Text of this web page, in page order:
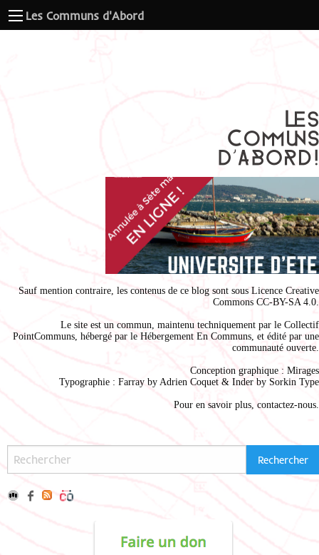
Les Communs d'Abord
Sauf mention contraire, les contenus de ce blog sont sous Licence Creative
Commons CC-BY-SA 4.0.
Le site est un commun, maintenu techniquement par le Collectif
PointCommuns, hébergé par le Hébergement En Communs, et édité par une
communauté ouverte.
Conception graphique : Mirages
Typographie : Farray by Adrien Coquet & Inder by Sorkin Type
Pour en savoir plus, contactez-nous.